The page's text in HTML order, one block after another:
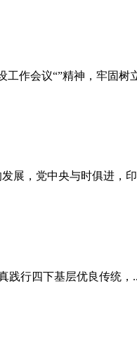
工作会议“”精神，牢固树
展，党中央与时俱进，
践行四下基层优良传统，